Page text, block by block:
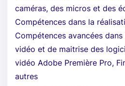
caméras, des micros et des
Compétences dans la
Compétences avancées
vidéo et de maitrise des
vidéo Adobe Première Pro,
autres